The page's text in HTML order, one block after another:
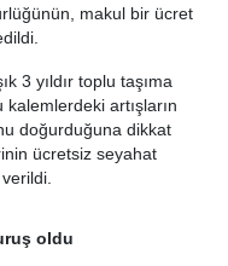
makul bir ücret
3 yıldır toplu taşıma
kalemlerdeki artışların
doğurduğuna dikkat
ücretsiz seyahat
oldu